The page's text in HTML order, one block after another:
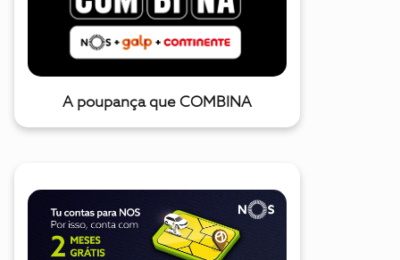
A poupança que COMBINA